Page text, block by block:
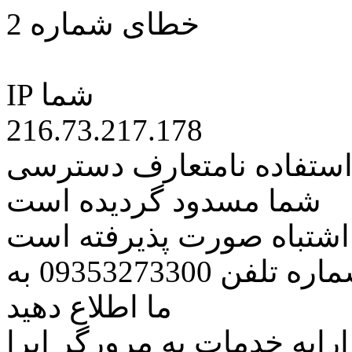
خطای شماره 2
IP شما
216.73.217.178
نامتعارف دسترسی
شما مسدود گردیده است
اشتباه صورت پذیرفته است
مراتب این مسئله را از طریق شماره تلفن 09353273300 به
ما اطلاع دهید
خدمات به مرورگر اپرا